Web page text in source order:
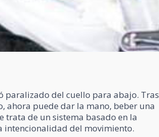
paralizado del cuello para abajo. Tras
ahora puede dar la mano, beber una
trata de un sistema basado en la
intencionalidad del movimiento.